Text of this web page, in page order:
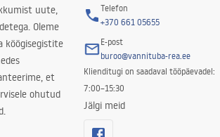
uute,
Oleme
köögisegistite
et
ohutud
Telefon
+370 661 05655
E-post
buroo@vannituba-rea.ee
Klienditugi on saadaval tööpäevadel:
7:00–15:30
Jälgi meid